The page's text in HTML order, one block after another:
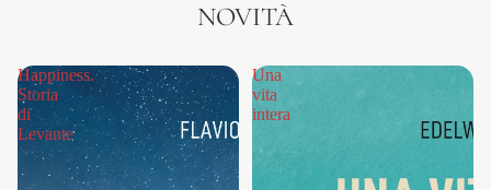
NOVITÀ
Happiness.
Storia
di
Levante
Una
vita
intera